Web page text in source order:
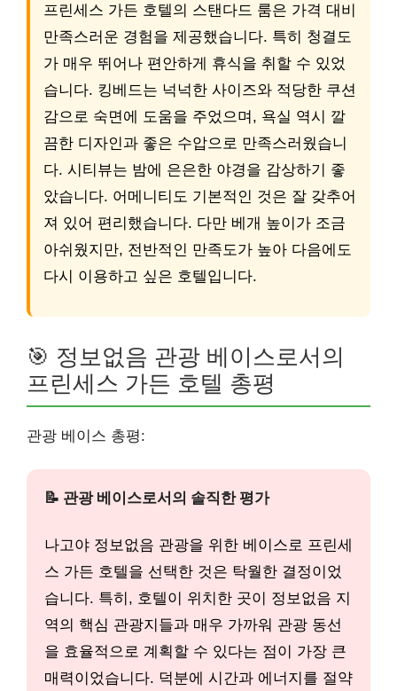
프린세스 가든 호텔의 스탠다드 룸은 가격 대비
만족스러운 경험을 제공했습니다. 특히 청결도
가 매우 뛰어나 편안하게 휴식을 취할 수 있었
습니다. 킹베드는 넉넉한 사이즈와 적당한 쿠션
감으로 숙면에 도움을 주었으며, 욕실 역시 깔
끔한 디자인과 좋은 수압으로 만족스러웠습니
다. 시티뷰는 밤에 은은한 야경을 감상하기 좋
았습니다. 어메니티도 기본적인 것은 잘 갖추어
져 있어 편리했습니다. 다만 베개 높이가 조금
아쉬웠지만, 전반적인 만족도가 높아 다음에도
다시 이용하고 싶은 호텔입니다.
🎯 정보없음 관광 베이스로서의
프린세스 가든 호텔 총평
관광 베이스 총평:
📝 관광 베이스로서의 솔직한 평가
나고야 정보없음 관광을 위한 베이스로 프린세
스 가든 호텔을 선택한 것은 탁월한 결정이었
습니다. 특히, 호텔이 위치한 곳이 정보없음 지
역의 핵심 관광지들과 매우 가까워 관광 동선
을 효율적으로 계획할 수 있다는 점이 가장 큰
매력이었습니다. 덕분에 시간과 에너지를 절약